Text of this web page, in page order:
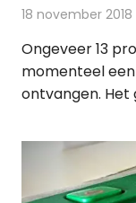
18 november 2018
Ongeveer 13
momenteel een
ontvangen. Het